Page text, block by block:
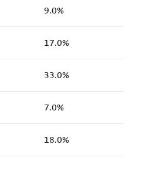
9.0%
17.0%
33.0%
7.0%
18.0%